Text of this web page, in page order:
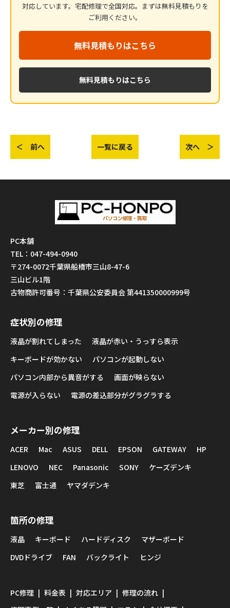
対応しています。宅配修理で全国対応。まずは無料見積もりを
ご利用ください。
無料見積もりはこちら
無料見積もりはこちら
＜ 前へ 一覧に戻る 次へ ＞
PC本舗
TEL：047-494-0940
〒274-0072千葉県船橋市三山8-47-6
三山ビル1階
古物商許可番号：千葉県公安委員会 第441350000999号
症状別の修理
液晶が割れてしまった
液晶が赤い・うっすら表示
キーボードが効かない
パソコンが起動しない
パソコン内部から異音がする
画面が映らない
電源が入らない
電源の差込部分がグラグラする
メーカー別の修理
ACER Mac ASUS DELL EPSON GATEWAY
HP
LENOVO
NEC Panasonic SONY
ケーズデンキ
東芝
富士通 ヤマダデンキ
箇所の修理
液晶 キーボード ハードディスク
マザーボード
DVDドライブ
FAN バックライト ヒンジ
PC修理 料金表 対応エリア
修理の流れ